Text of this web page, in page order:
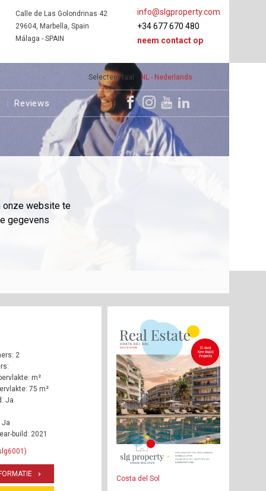
onze website te
gegevens
Selecteer taal NL - Nederlands
info@slgproperty.com
+34 677 670 480
neem contact op
Calle de Las Golondrinas 42
29604, Marbella, Spain
Málaga - SPAIN
Reviews
2
m²
75 m²
Ja
Ja
build: 2021
Costa del Sol